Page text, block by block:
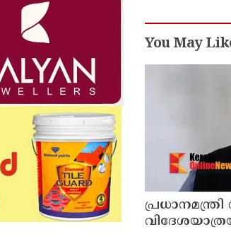
You May